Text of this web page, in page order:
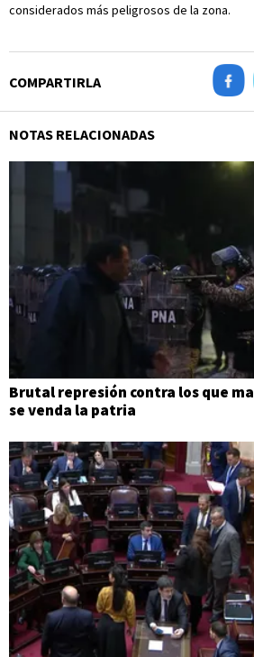
considerados más peligrosos de la zona.
COMPARTIRLA
NOTAS RELACIONADAS
Brutal represión contra los que
se venda la patria